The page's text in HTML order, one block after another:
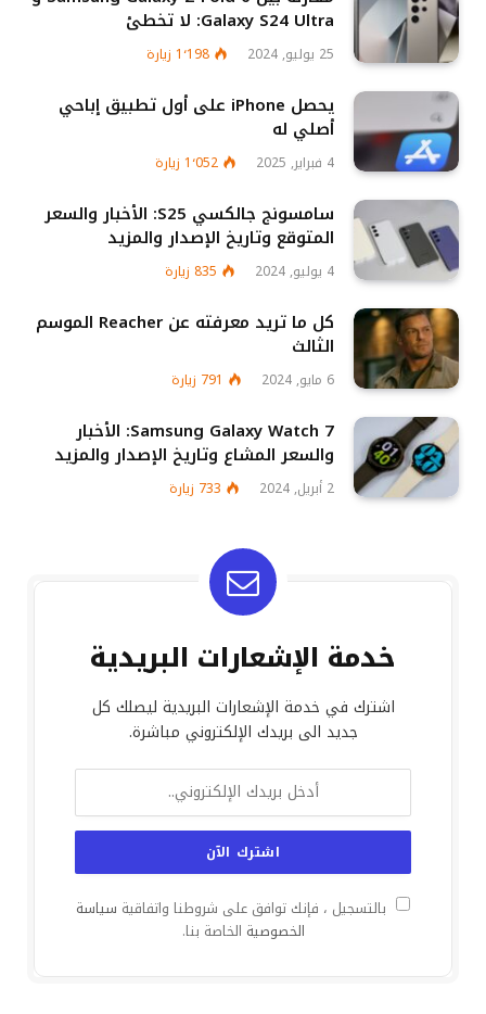
Galaxy S24 Ultra: لا تخطئ
25 يوليو, 2024 1٬198 زيارة
يحصل iPhone على أول تطبيق إباحي
أصلي له
4 فبراير, 2025 1٬052 زيارة
سامسونج جالكسي S25: الأخبار والسعر
المتوقع وتاريخ الإصدار والمزيد
4 يوليو, 2024 835 زيارة
كل ما تريد معرفته عن Reacher الموسم
الثالث
6 مايو, 2024 791 زيارة
Samsung Galaxy Watch 7: الأخبار
والسعر المشاع وتاريخ الإصدار والمزيد
2 أبريل, 2024 733 زيارة
خدمة الإشعارات البريدية
اشترك في خدمة الإشعارات البريدية ليصلك كل
جديد الى بريدك الإلكتروني مباشرة.
بالتسجيل ، فإنك توافق على شروطنا واتفاقية سياسة
الخصوصية الخاصة بنا.